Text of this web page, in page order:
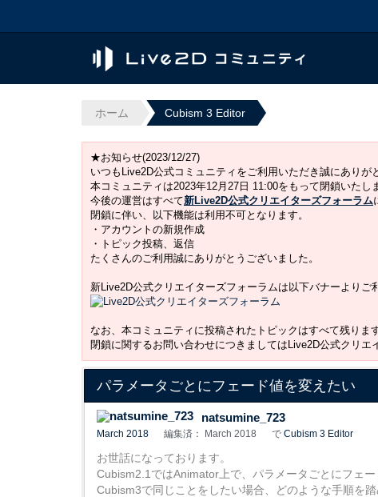
ホーム Cubism 3 Editor
★お知らせ(2023/12/27)
いつもLive2D公式コミュニティをご利用いただき誠にありが
本コミュニティは2023年12月27日 11:00をもって閉鎖いたし
今後の運営はすべて新Live2D公式クリエイターズフォーラム
閉鎖に伴い、以下機能は利用不可となります。
・アカウントの新規作成
・トピック投稿、返信
たくさんのご利用誠にありがとうございました。
新Live2D公式クリエイターズフォーラムは以下バナーよりご
なお、本コミュニティに投稿されたトピックはすべて残りま
閉鎖に関するお問い合わせにつきましてはLive2D公式クリエ
パラメータごとにフェード値を変えたい
natsumine_723
March 2018 編集済： March 2018 で Cubism 3 Editor
お世話になっております。
Cubism2.1ではAnimator上で、パラメータごとにフェー
Cubism3で同じことをしたい場合、どのような手順を